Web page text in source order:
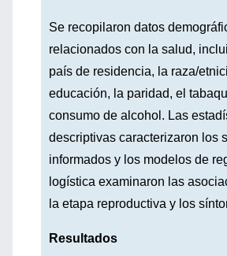
Se recopilaron datos
relacionados con la salud,
país de residencia, la raza/
educación, la paridad, el
consumo de alcohol. Las
descriptivas caracterizaron los
informados y los modelos de
logística examinaron las
la etapa reproductiva y los
Resultados